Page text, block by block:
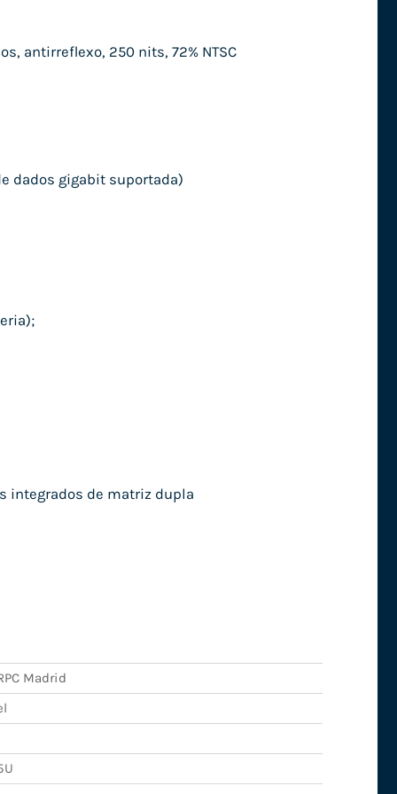
antirreflexo, 250 nits, 72% NTSC
dados gigabit suportada)
integrados de matriz dupla
Madrid